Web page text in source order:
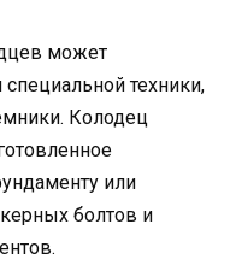
может
техники,
Колодец
или
болтов и